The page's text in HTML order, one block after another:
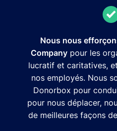
Nous nous
Company pour les
lucratif et caritatives,
nos employés. Nous
Donorbox pour
pour nous déplacer,
de meilleures façons